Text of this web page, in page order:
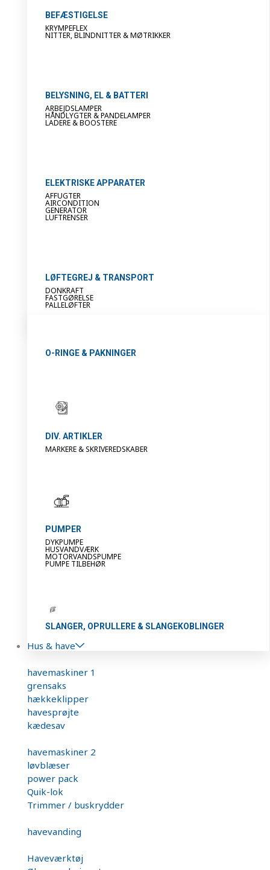
BEFÆSTIGELSE
KRYMPEFLEX
NITTER, BLINDNITTER & MØTRIKKER
BELYSNING, EL & BATTERI
ARBEJDSLAMPER
HÅNDLYGTER & PANDELAMPER
LADERE & BOOSTERE
ELEKTRISKE APPARATER
AFFUGTER
AIRCONDITION
GENERATOR
LUFTRENSER
LØFTEGREJ & TRANSPORT
DONKRAFT
FASTGØRELSE
PALLELØFTER
O-RINGE & PAKNINGER
DIV. ARTIKLER
MARKERE & SKRIVEREDSKABER
PUMPER
DYKPUMPE
HUSVANDVÆRK
MOTORVANDSPUMPE
PUMPE TILBEHØR
SLANGER, OPRULLERE & SLANGEKOBLINGER
Hus & have
havemaskiner 1
grensaks
hækkeklipper
havesprøjte
kædesav
havemaskiner 2
løvblæser
power pack
Quik-lok
Trimmer / buskrydder
havevanding
Haveværktøj